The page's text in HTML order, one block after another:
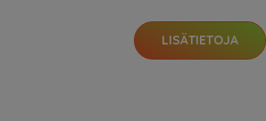
LISÄTIETOJA